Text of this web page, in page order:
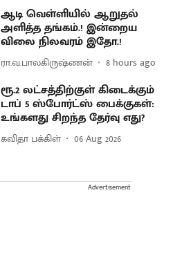
ஆடி வெள்ளியில் ஆறுதல்
அளித்த தங்கம்.! இன்றைய
விலை நிலவரம் இதோ.!
ரா.வ.பாலகிருஷ்ணன் 8 hours ago
ரூ.2 லட்சத்திற்குள் கிடைக்கும்
டாப் 5 ஸ்போர்ட்ஸ் பைக்குகள்:
உங்களது சிறந்த தேர்வு எது?
கவிதா பக்கிள் 06 Aug 2026
Advertisement